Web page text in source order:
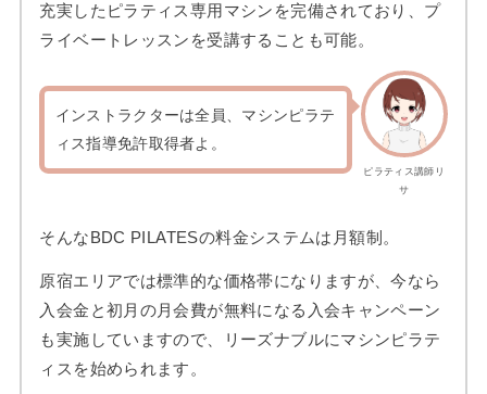
充実したピラティス専用マシンを完備されており、プ
ライベートレッスンを受講することも可能。
ピラティス講師リ
サ
インストラクターは全員、マシンピラテ
ィス指導免許取得者よ。
そんなBDC PILATESの料金システムは月額制。
原宿エリアでは標準的な価格帯になりますが、今なら
入会金と初月の月会費が無料になる入会キャンペーン
も実施していますので、リーズナブルにマシンピラテ
ィスを始められます。